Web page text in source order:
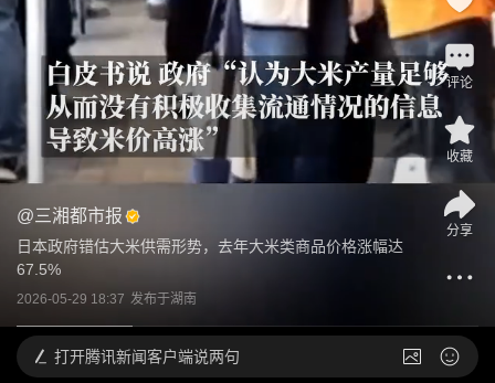
@三湘都市报
日本政府错估大米供需形势，去年大米类商品价格涨幅达
67.5%
2026-05-29 18:37 发布于湖南
评论
收藏
分享
打开腾讯新闻客户端说两句